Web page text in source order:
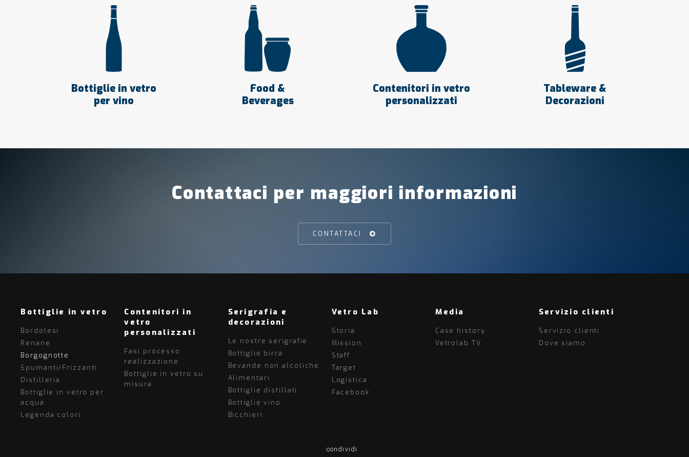
Bottiglie in vetro
per vino
Food &
Beverages
Contenitori in vetro
personalizzati
Tableware &
Decorazioni
Contattaci per maggiori informazioni
CONTATTACI
Bottiglie in vetro
Bordolesi
Renane
Borgognotte
Spumanti/Frizzanti
Distilleria
Bottiglie in vetro per
acqua
Legenda colori
Contenitori in
vetro
personalizzati
Fasi processo
realizzazione
Bottiglie in vetro su
misura
Serigrafia e
decorazioni
Le nostre serigrafie
Bottiglie birra
Bevande non alcoliche
Alimentari
Bottiglie distillati
Bottiglie vino
Bicchieri
Vetro Lab
Storia
Mission
Staff
Target
Logistica
Facebook
Media
Case history
Vetrolab TV
Servizio clienti
Servizio clienti
Dove siamo
condividi